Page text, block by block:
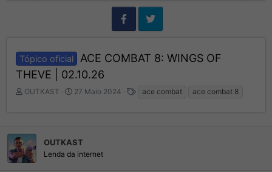
Tópico oficial
ACE COMBAT 8: WINGS OF
THEVE | 02.10.26
I
i
a
d
OUTKAST
D
e
I
27 Maio 2024 ace combat ace combat 8
OUTKAST
Lenda da internet